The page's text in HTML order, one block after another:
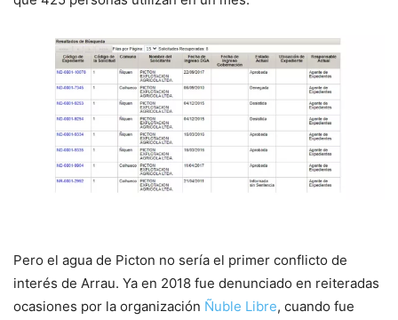
Pero el agua de Picton no sería el primer conflicto de
interés de Arrau. Ya en 2018 fue denunciado en reiteradas
ocasiones por la organización Ñuble Libre, cuando fue